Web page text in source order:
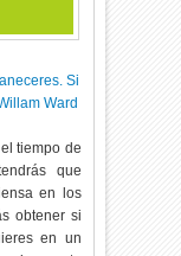
Si
Ward
tiempo de
que
en los
obtener si
en un